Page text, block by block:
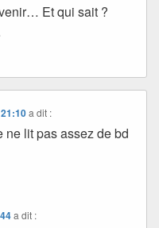
Et qui sait ?
a dit :
ne lit pas assez de bd
a dit :